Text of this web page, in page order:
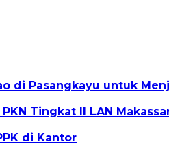
di Pasangkayu untuk
Tingkat II LAN
di Kantor